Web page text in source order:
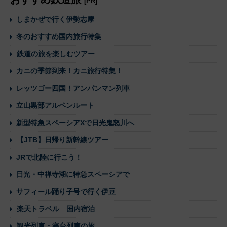
しまかぜで行く伊勢志摩
冬のおすすめ国内旅行特集
鉄道の旅を楽しむツアー
カニの季節到来！カニ旅行特集！
レッツゴー四国！アンパンマン列車
立山黒部アルペンルート
新型特急スペーシアXで日光鬼怒川へ
【JTB】日帰り新幹線ツアー
JRで北陸に行こう！
日光・中禅寺湖に特急スペーシアで
サフィール踊り子号で行く伊豆
楽天トラベル 国内宿泊